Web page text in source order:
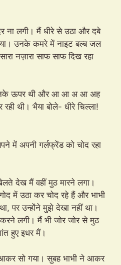
ना लगी। मैं धीरे से उठा और दबे
उनके कमरे में नाइट बल्ब जल
नज़ारा साफ साफ दिख रहा
ऊपर थी और आ आ अ आ अह
थी। भैया बोले- धीरे चिल्ला!
में अपनी गर्लफ्रेंड को चोद रहा
देख मैं वहीं मुठ मारने लगा।
में उठा कर चोद रहे हैं और भाभी
पर उन्होंने मुझे देखा नहीं था।
लगी। मैं भी जोर जोर से मुठ
हुए इधर मैं।
सो गया। सुबह भाभी ने आकर